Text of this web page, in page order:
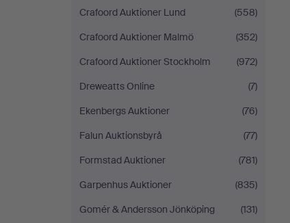
Crafoord Auktioner Lund
(558)
Crafoord Auktioner Malmö
(352)
Crafoord Auktioner Stockholm
(972)
Dreweatts Online
(7)
Ekenbergs Auktioner
(76)
Falun Auktionsbyrå
(77)
Formstad Auktioner
(781)
Garpenhus Auktioner
(835)
Gomér & Andersson Jönköping
(131)